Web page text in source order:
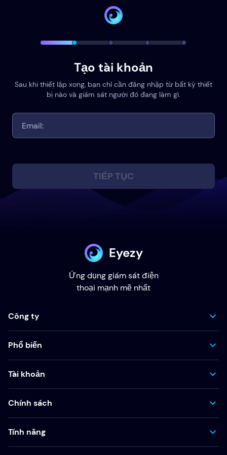
Tạo tài khoản
Sau khi thiết lập xong, bạn chỉ cần đăng nhập từ bất kỳ thiết
bị nào và giám sát người đó đang làm gì.
TIẾP TỤC
Eyezy
Ứng dụng giám sát điện
thoại mạnh mẽ nhất
Công ty
Phổ biến
Tài khoản
Chính sách
Tính năng